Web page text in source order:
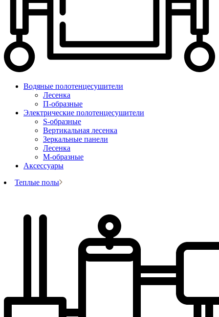
Водяные полотенцесушители
Лесенка
П-образные
Электрические полотенцесушители
S-образные
Вертикальная лесенка
Зеркальные панели
Лесенка
М-образные
Аксессуары
Теплые полы